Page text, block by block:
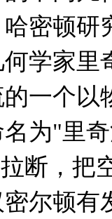
密顿
学家里
一个以
为"里
断，把
尔顿有